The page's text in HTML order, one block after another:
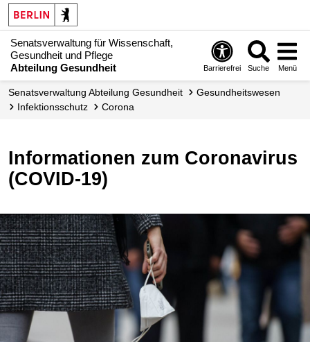
Senatsverwaltung für Wissenschaft,
Gesundheit und Pflege
Abteilung Gesundheit
Barrierefrei Suche Menü
Senats­verwaltung Abteilung Gesundheit
Gesundheitswesen
Infektionsschutz
Corona
Informationen zum Coronavirus
(COVID-19)